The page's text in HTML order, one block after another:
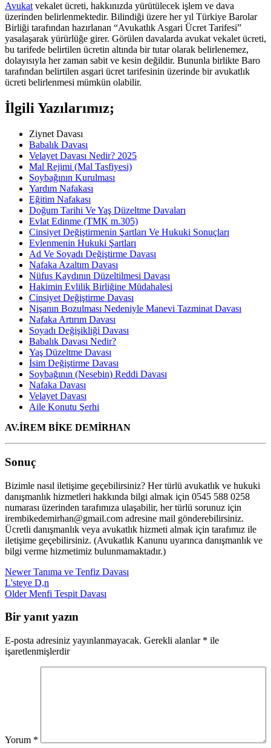
Avukat vekalet ücreti, hakkınızda yürütülecek işlem ve dava
üzerinden belirlenmektedir. Bilindiği üzere her yıl Türkiye Barolar
Birliği tarafından hazırlanan “Avukatlık Asgari Ücret Tarifesi”
yasalaşarak yürürlüğe girer. Görülen davalarda avukat vekalet ücreti,
bu tarifede belirtilen ücretin altında bir tutar olarak belirlenemez,
dolayısıyla her zaman sabit ve kesin değildir. Bununla birlikte Baro
tarafından belirtilen asgari ücret tarifesinin üzerinde bir avukatlık
ücreti belirlenmesi mümkün olabilir.
İlgili Yazılarımız;
Ziynet Davası
Babalık Davası
Velayet Davası Nedir? 2025
Mal Rejimi (Mal Tasfiyesi)
Soybağının Kurulması
Yardım Nafakası
Eğitim Nafakası
Doğum Tarihi Ve Yaş Düzeltme Davaları
Evlat Edinme (TMK m.305)
Cinsiyet Değiştirmenin Şartları Ve Hukuki Sonuçları
Evlenmenin Hukuki Şartları
Ad Ve Soyadı Değiştirme Davası
Nafaka Azaltım Davası
Nüfus Kaydının Düzeltilmesi Davası
Hakimin Evlilik Birliğine Müdahalesi
Cinsiyet Değiştirme Davası
Nişanın Bozulması Nedeniyle Manevi Tazminat Davası
Nafaka Artırım Davası
Soyadı Değişikliği Davası
Babalık Davası Nedir?
Yaş Düzeltme Davası
İsim Değiştirme Davası
Soybağının (Nesebin) Reddi Davası
Nafaka Davası
Velayet Davası
Aile Konutu Şerhi
AV.İREM BİKE DEMİRHAN
Sonuç
Bizimle nasıl iletişime geçebilirsiniz? Her türlü avukatlık ve hukuki
danışmanlık hizmetleri hakkında bilgi almak için 0545 588 0258
numarası üzerinden tarafımıza ulaşabilir, her türlü sorunuz için
irembikedemirhan@gmail.com adresine mail gönderebilirsiniz.
Ücretli danışmanlık veya avukatlık hizmeti almak için tarafımız ile
iletişime geçebilirsiniz. (Avukatlık Kanunu uyarınca danışmanlık ve
bilgi verme hizmetimiz bulunmamaktadır.)
Newer Tanıma ve Tenfiz Davası
L'steye D,n
Older Menfi Tespit Davası
Bir yanıt yazın
E-posta adresiniz yayınlanmayacak. Gerekli alanlar * ile
işaretlenmişlerdir
Yorum *